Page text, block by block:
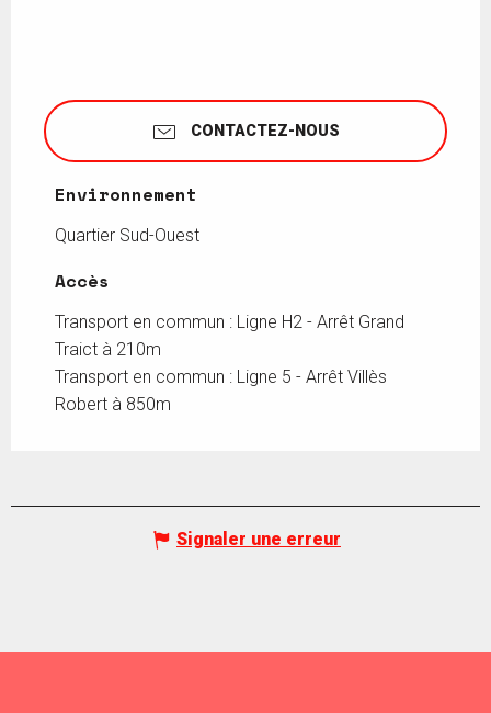
CONTACTEZ-NOUS
Environnement
Environnement
Quartier Sud-Ouest
Accès
Accès
Transport en commun : Ligne H2 - Arrêt Grand
Traict à 210m
Transport en commun : Ligne 5 - Arrêt Villès
Robert à 850m
Signaler une erreur